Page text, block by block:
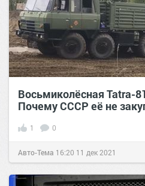
Восьмиколёсная Tatra-
Почему СССР её не
1 0
Авто-Тема 16:20 11 дек 2021